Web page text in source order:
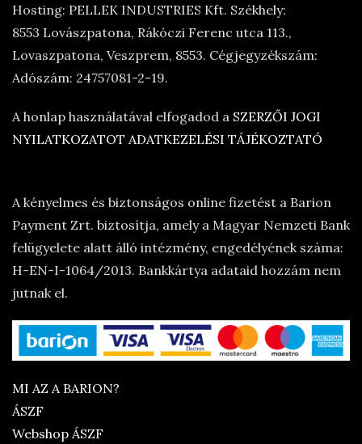
Hosting: PELLEK INDUSTRIES Kft. Székhely:
8553 Lovászpatona, Rákóczi Ferenc utca 113.,
Lovaszpatona, Veszprem, 8553. Cégjegyzékszám:
Adószám: 24757081-2-19.
A honlap használatával elfogadod a SZERZŐI JOGI
NYILATKOZATOT ADATKEZELÉSI TÁJÉKOZTATÓ
A kényelmes és biztonságos online fizetést a Barion
Payment Zrt. biztosítja, amely a Magyar Nemzeti Bank
felügyelete alatt álló intézmény, engedélyének száma:
H-EN-I-1064/2013. Bankkártya adataid hozzám nem
jutnak el.
MI AZ A BARION?
ÁSZF
Webshop ÁSZF